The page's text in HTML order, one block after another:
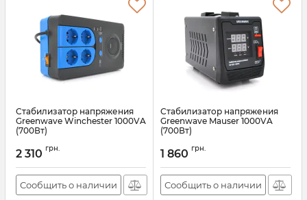
Стабилизатор напряжения
Greenwave Winchester 1000VA
(700Вт)
2 310 грн.
Сообщить о наличии
Стабилизатор напряжения
Greenwave Mauser 1000VA
(700Вт)
1 860 грн.
Сообщить о наличии